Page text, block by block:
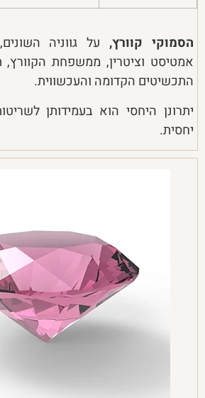
הסמוקי קוורץ,על גווניה
אמטיסט וציטרין, ממשפחת הקוורץ,
התכשיטים הקדומה והעכשווית.
יתרונן היחסי הוא בעמידותן
יחסית.